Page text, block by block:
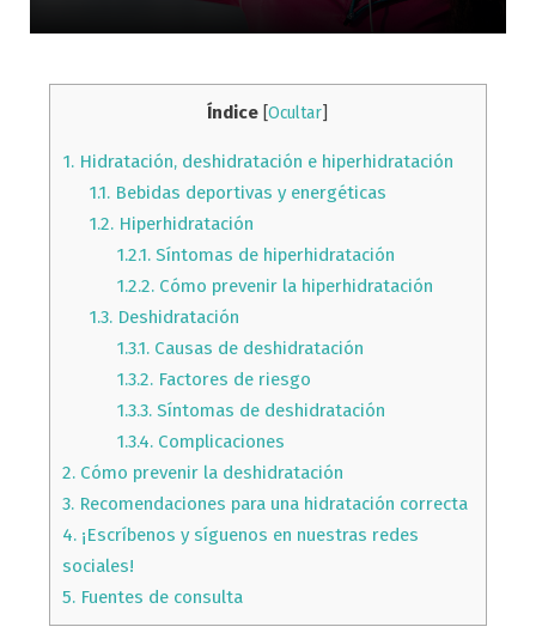
Índice [Ocultar]
1.Hidratación, deshidratación e hiperhidratación
1.1. Bebidas deportivas y energéticas
1.2. Hiperhidratación
1.2.1. Síntomas de hiperhidratación
1.2.2. Cómo prevenir la hiperhidratación
1.3. Deshidratación
1.3.1. Causas de deshidratación
1.3.2. Factores de riesgo
1.3.3. Síntomas de deshidratación
1.3.4. Complicaciones
2.Cómo prevenir la deshidratación
3.Recomendaciones para una hidratación correcta
4.¡Escríbenos y síguenos en nuestras redes
sociales!
5.Fuentes de consulta